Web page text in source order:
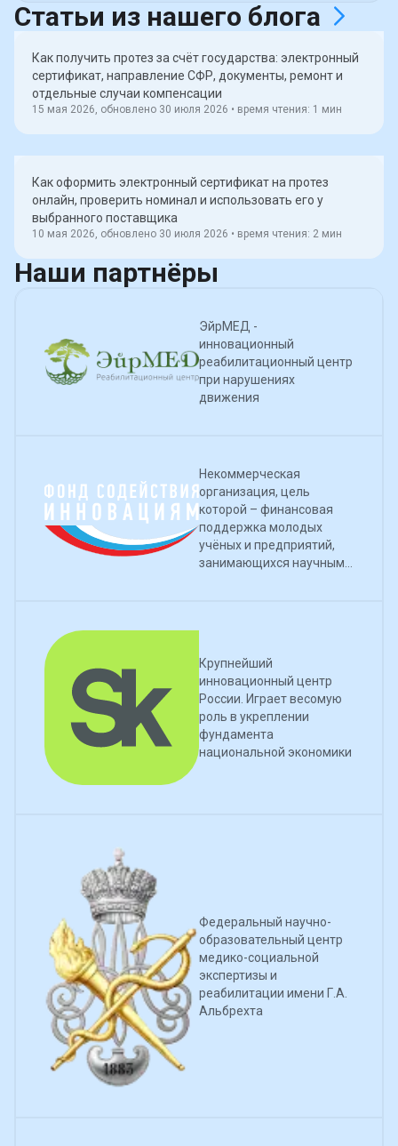
Статьи из нашего блога
Как получить протез за счёт государства: электронный
сертификат, направление СФР, документы, ремонт и
отдельные случаи компенсации
15 мая 2026, обновлено 30 июля 2026 • время чтения: 1 мин
Как оформить электронный сертификат на протез
онлайн, проверить номинал и использовать его у
выбранного поставщика
10 мая 2026, обновлено 30 июля 2026 • время чтения: 2 мин
Наши партнёры
ЭйрМЕД -
инновационный
реабилитационный центр
при нарушениях
движения
Некоммерческая
организация, цель
которой – финансовая
поддержка молодых
учёных и предприятий,
занимающихся научными
Крупнейший
инновационный центр
России. Играет весомую
роль в укреплении
фундамента
национальной экономики
Федеральный научно-
образовательный центр
медико-социальной
экспертизы и
реабилитации имени Г.А.
Альбрехта